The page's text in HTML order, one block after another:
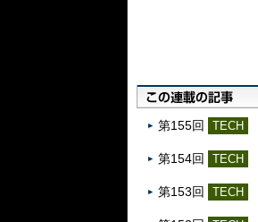
第155回 TECH
第154回 TECH
第153回 TECH